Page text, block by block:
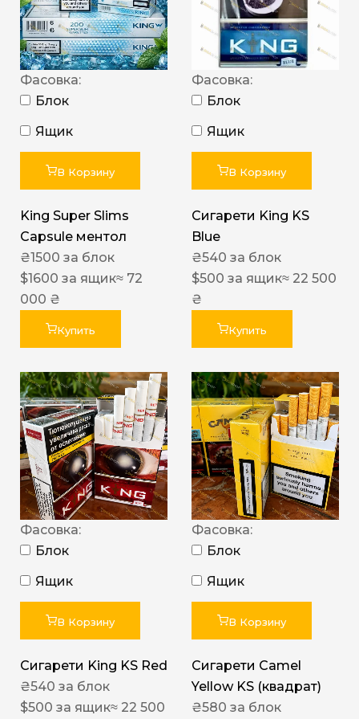
Фасовка:
Блок
Ящик
В Корзину
King Super Slims
Capsule ментол
₴1500 за блок
$1600 за ящик≈ 72
000 ₴
Купить
Фасовка:
Блок
Ящик
В Корзину
Сигарети King KS
Blue
₴540 за блок
$500 за ящик≈ 22 500
₴
Купить
Фасовка:
Блок
Ящик
В Корзину
Сигарети King KS Red
₴540 за блок
$500 за ящик≈ 22 500
Фасовка:
Блок
Ящик
В Корзину
Сигарети Camel
Yellow KS (квадрат)
₴580 за блок